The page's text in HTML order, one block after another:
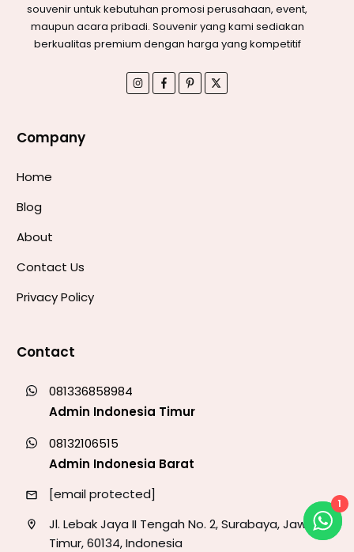
souvenir untuk kebutuhan promosi perusahaan, event,
maupun acara pribadi. Souvenir yang kami sediakan
berkualitas premium dengan harga yang kompetitif
Company
Home
Blog
About
Contact Us
Privacy Policy
Contact
081336858984
Admin Indonesia Timur
08132106515
Admin Indonesia Barat
[email protected]
Jl. Lebak Jaya II Tengah No. 2, Surabaya, Jawa
Timur, 60134, Indonesia
1